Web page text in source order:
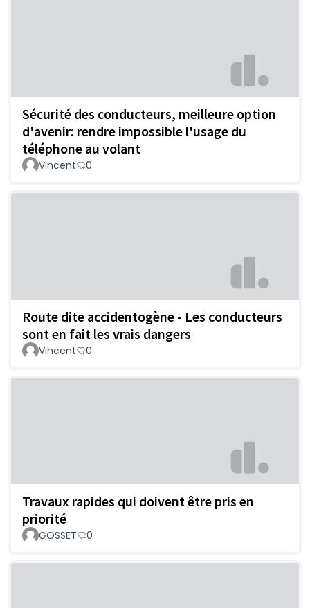
Sécurité des conducteurs, meilleure option
d'avenir: rendre impossible l'usage du
téléphone au volant
Vincent 0
Route dite accidentogène - Les conducteurs
sont en fait les vrais dangers
Vincent 0
Travaux rapides qui doivent être pris en
priorité
GOSSET 0